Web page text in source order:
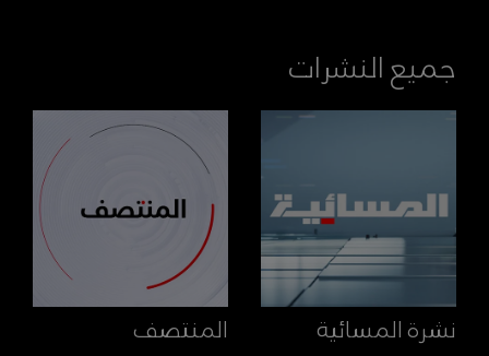
جميع النشرات
نشرة المسائية المنتصف